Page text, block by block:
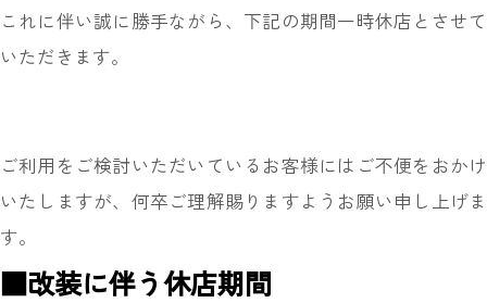
これに伴い誠に勝手ながら、下記の期間一時休店とさせて
いただきます。
ご利用をご検討いただいているお客様にはご不便をおかけ
いたしますが、何卒ご理解賜りますようお願い申し上げま
す。
■改装に伴う休店期間